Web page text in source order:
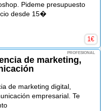
Pideme presupuesto
desde 15�
1€
PROFESIONAL
de marketing,
de marketing digital,
empresarial. Te